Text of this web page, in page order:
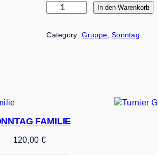
n
p
In den Warenkorb
Category:Gruppe Sonntag
FAMILIE
120,00 €